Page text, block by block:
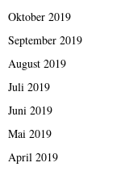
Oktober 2019
September 2019
August 2019
Juli 2019
Juni 2019
Mai 2019
April 2019